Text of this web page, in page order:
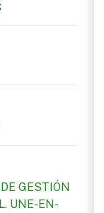
GESTIÓN
UNE-EN-